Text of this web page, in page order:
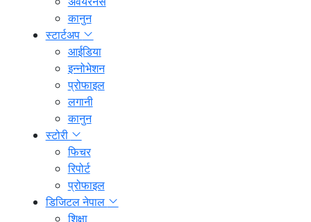
कानुन
स्टार्टअप
आईडिया
इन्नोभेशन
प्रोफाइल
लगानी
कानुन
स्टोरी
फिचर
रिपोर्ट
प्रोफाइल
डिजिटल नेपाल
शिक्षा